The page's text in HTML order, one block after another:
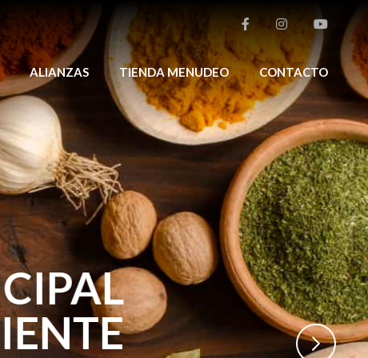
ALIANZAS TIENDA MENUDEO CONTACTO